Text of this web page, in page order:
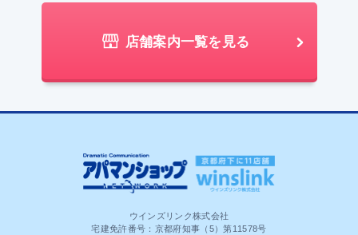
店舗案内一覧を見る
ウインズリンク株式会社
宅建免許番号：京都府知事（5）第11578号